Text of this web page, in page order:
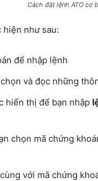
Cách đặt lệnh ATO cơ
hiện như sau:
để nhập lệnh
và đọc những
hiển thị để bạn nhập
chọn mã chứng
với mã chứng